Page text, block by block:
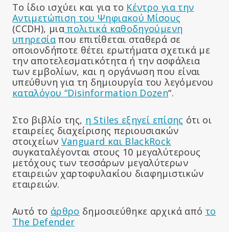
Το ίδιο ισχύει και για το Κέντρο για την
Αντιμετώπιση του Ψηφιακού Μίσους
(CCDH), μιαπολιτικά καθοδηγούμενη
υπηρεσίαπου επιτίθεται σταθερά σε
οποιονδήποτε θέτει ερωτήματα σχετικά με
την αποτελεσματικότητα ή την ασφάλεια
των εμβολίων, και η οργάνωση που είναι
υπεύθυνη για τη δημιουργία του λεγόμενου
καταλόγου “Disinformation Dozen“.
Στο βιβλίο της, η Stiles εξηγεί επίσης ότι οι
εταιρείες διαχείρισης περιουσιακών
στοιχείων Vanguard και BlackRock
συγκαταλέγονται στους 10 μεγαλύτερους
μετόχους των τεσσάρων μεγαλύτερων
εταιρειών χαρτοφυλακίου διαφημιστικών
εταιρειών.
Αυτό το άρθρο δημοσιεύθηκε αρχικά από το
The Defender